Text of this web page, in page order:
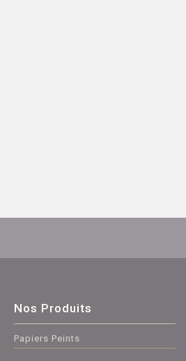
Nos Produits
Papiers Peints